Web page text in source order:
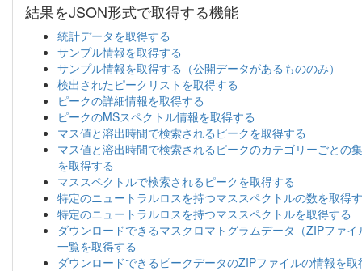
結果をJSON形式で取得する機能
統計データを取得する
サンプル情報を取得する
サンプル情報を取得する（公開データがあるもののみ）
検出されたピークリストを取得する
ピークの詳細情報を取得する
ピークのMSスペクトル情報を取得する
マス値と溶出時間で検索されるピークを取得する
マス値と溶出時間で検索されるピークのカテゴリーごとの
を取得する
マススペクトルで検索されるピークを取得する
特定のニュートラルロスを持つマススペクトルの数を取得
特定のニュートラルロスを持つマススペクトルを取得する
ダウンロードできるマスクロマトグラムデータ（ZIPファイ
一覧を取得する
ダウンロードできるピークデータのZIPファイルの情報を取